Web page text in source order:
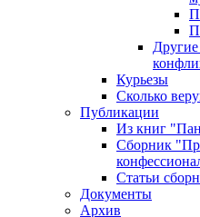
Курьезы
Сколько
Публикации
Из книг
Сборник
Статьи
Документы
Архив